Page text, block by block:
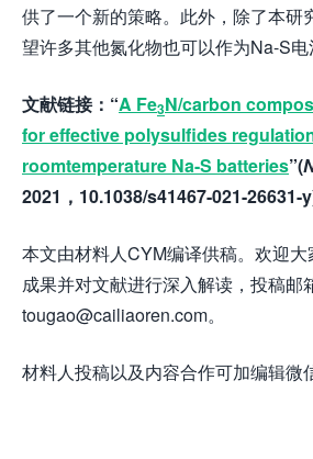
供了一个新的策略。此外，除了本研
望许多其他氮化物也可以作为Na-S电
文献链接：“A Fe3N/carbon
for effective polysulfides
roomtemperature Na-S batteries”(
2021 ， 10.1038/s41467-021-26631-y
本文由材料人CYM编译供稿。欢迎
成果并对文献进行深入解读，投稿邮
tougao@cailiaoren.com。
材料人投稿以及内容合作可加编辑微